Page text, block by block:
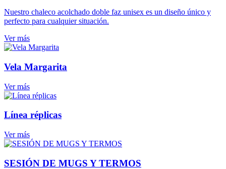
Nuestro chaleco acolchado doble faz unisex es un diseño único y
perfecto para cualquier situación.
Ver más
Vela Margarita
Ver más
Línea réplicas
Ver más
SESIÓN DE MUGS Y TERMOS